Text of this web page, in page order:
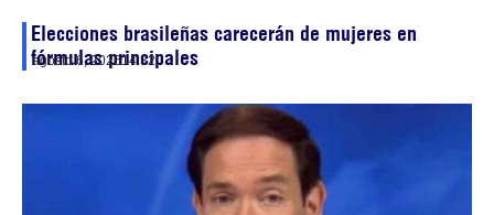
Elecciones brasileñas carecerán de mujeres en
fórmulas principales
agosto 6, 202614:32